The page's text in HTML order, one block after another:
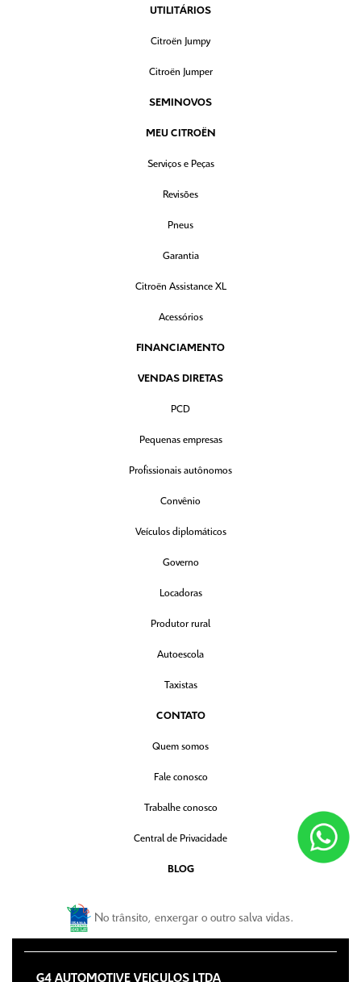
UTILITÁRIOS
Citroën Jumpy
Citroën Jumper
SEMINOVOS
MEU CITROËN
Serviços e Peças
Revisões
Pneus
Garantia
Citroën Assistance XL
Acessórios
FINANCIAMENTO
VENDAS DIRETAS
PCD
Pequenas empresas
Profissionais autônomos
Convênio
Veículos diplomáticos
Governo
Locadoras
Produtor rural
Autoescola
Taxistas
CONTATO
Quem somos
Fale conosco
Trabalhe conosco
Central de Privacidade
BLOG
No trânsito, enxergar o outro salva vidas.
G4 AUTOMOTIVE VEICULOS LTDA